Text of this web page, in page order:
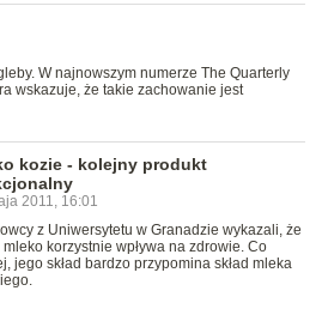
W najnowszym numerze The Quarterly
wskazuje, że takie zachowanie jest
kozie - kolejny produkt
2011, 16:01
z Uniwersytetu w Granadzie wykazali, że
mleko korzystnie wpływa na zdrowie. Co
jego skład bardzo przypomina skład mleka